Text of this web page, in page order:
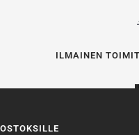
ILMAINEN
OSTOKSILLE